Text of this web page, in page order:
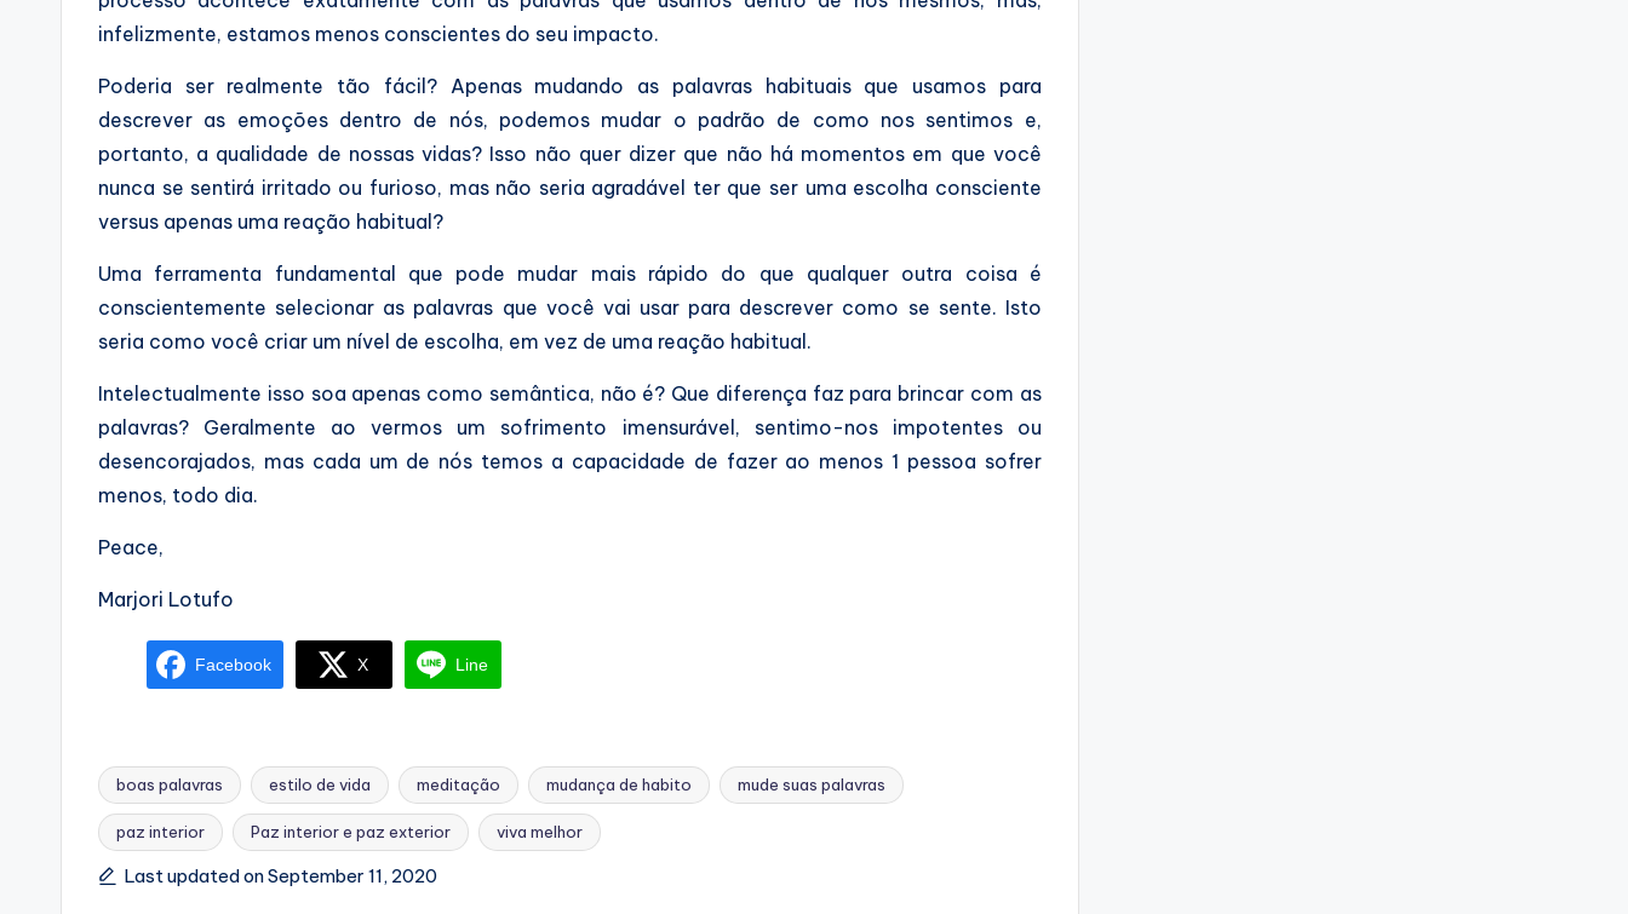
infelizmente, estamos menos conscientes do seu impacto.
Poderia ser realmente tão fácil? Apenas mudando as palavras habituais que usamos para
descrever as emoções dentro de nós, podemos mudar o padrão de como nos sentimos e,
portanto, a qualidade de nossas vidas? Isso não quer dizer que não há momentos em que você
nunca se sentirá irritado ou furioso, mas não seria agradável ter que ser uma escolha consciente
versus apenas uma reação habitual?
Uma ferramenta fundamental que pode mudar mais rápido do que qualquer outra coisa é
conscientemente selecionar as palavras que você vai usar para descrever como se sente. Isto
seria como você criar um nível de escolha, em vez de uma reação habitual.
Intelectualmente isso soa apenas como semântica, não é? Que diferença faz para brincar com as
palavras? Geralmente ao vermos um sofrimento imensurável, sentimo-nos impotentes ou
desencorajados, mas cada um de nós temos a capacidade de fazer ao menos 1 pessoa sofrer
menos, todo dia.
Peace,
Marjori Lotufo
Facebook X Line
Tags:
boas palavras estilo de vida meditação mudança de habito mude suas palavras
paz interior Paz interior e paz exterior viva melhor
Last updated on September 11, 2020